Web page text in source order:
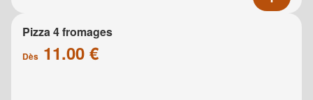
Pizza 4 fromages
Dès 11.00 €